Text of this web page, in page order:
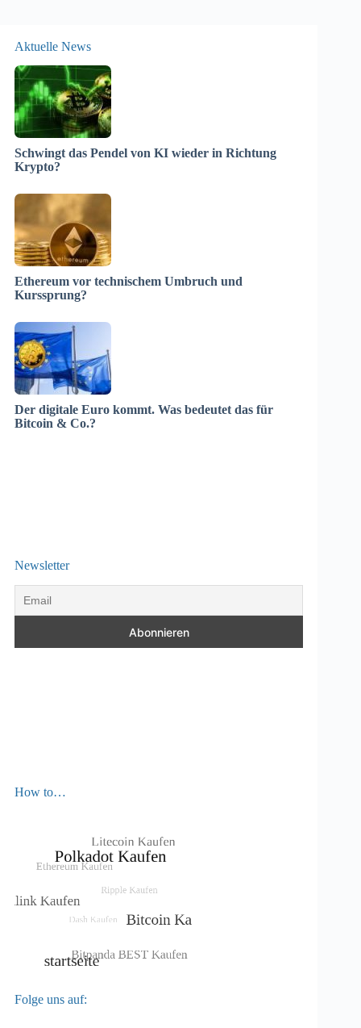
Aktuelle News
Schwingt das Pendel von KI wieder in Richtung
Krypto?
Ethereum vor technischem Umbruch und
Kurssprung?
Der digitale Euro kommt. Was bedeutet das für
Bitcoin & Co.?
Newsletter
How to…
Folge uns auf: